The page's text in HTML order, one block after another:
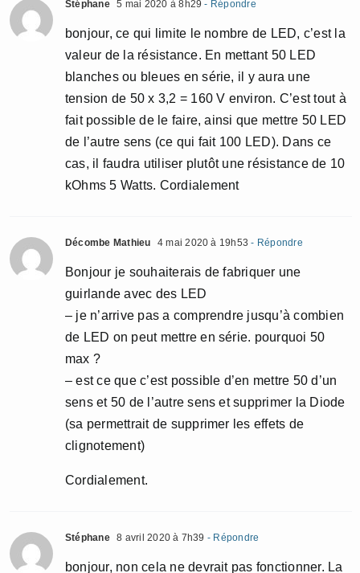
Stéphane 5 mai 2020 à 8h29 - Répondre
bonjour, ce qui limite le nombre de LED, c’est la
valeur de la résistance. En mettant 50 LED
blanches ou bleues en série, il y aura une
tension de 50 x 3,2 = 160 V environ. C’est tout à
fait possible de le faire, ainsi que mettre 50 LED
de l’autre sens (ce qui fait 100 LED). Dans ce
cas, il faudra utiliser plutôt une résistance de 10
kOhms 5 Watts. Cordialement
Décombe Mathieu 4 mai 2020 à 19h53 - Répondre
Bonjour je souhaiterais de fabriquer une
guirlande avec des LED
– je n’arrive pas a comprendre jusqu’à combien
de LED on peut mettre en série. pourquoi 50
max ?
– est ce que c’est possible d’en mettre 50 d’un
sens et 50 de l’autre sens et supprimer la Diode
(sa permettrait de supprimer les effets de
clignotement)
Cordialement.
Stéphane 8 avril 2020 à 7h39 - Répondre
bonjour, non cela ne devrait pas fonctionner. La